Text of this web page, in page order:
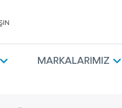
MARKALARIMIZ